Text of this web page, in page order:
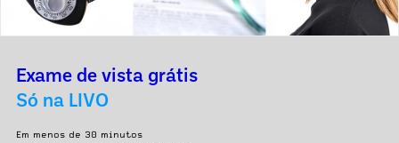
Exame de vista grátis
Só na LIVO
Em menos de 30 minutos